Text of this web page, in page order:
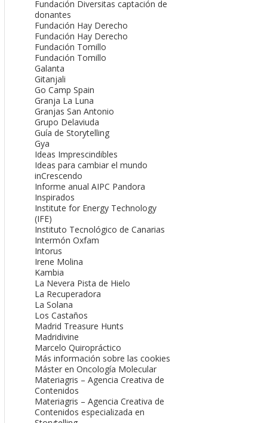
Fundación Diversitas captación de
donantes
Fundación Hay Derecho
Fundación Hay Derecho
Fundación Tomillo
Fundación Tomillo
Galanta
Gitanjali
Go Camp Spain
Granja La Luna
Granjas San Antonio
Grupo Delaviuda
Guía de Storytelling
Gya
Ideas Imprescindibles
Ideas para cambiar el mundo
inCrescendo
Informe anual AIPC Pandora
Inspirados
Institute for Energy Technology
(IFE)
Instituto Tecnológico de Canarias
Intermón Oxfam
Intorus
Irene Molina
Kambia
La Nevera Pista de Hielo
La Recuperadora
La Solana
Los Castaños
Madrid Treasure Hunts
Madridivine
Marcelo Quiropráctico
Más información sobre las cookies
Máster en Oncología Molecular
Materiagris – Agencia Creativa de
Contenidos
Materiagris – Agencia Creativa de
Contenidos especializada en